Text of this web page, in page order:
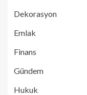
Dekorasyon
Emlak
Finans
Gündem
Hukuk